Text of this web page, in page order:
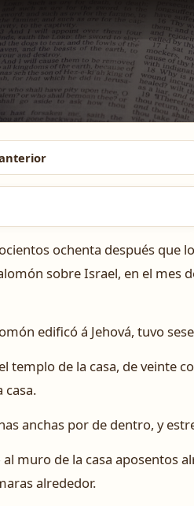
ochenta después que
sobre Israel, en el mes
edificó á Jehová, tuvo
templo de la casa, de veinte
casa.
anchas por de dentro, y
muro de la casa aposentos
alrededor.